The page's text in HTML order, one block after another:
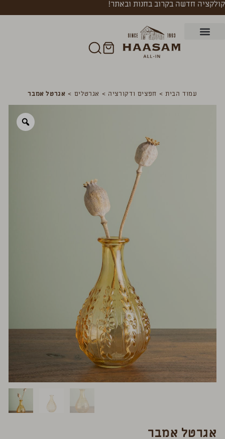
קולקציה חדשה בקרוב בחנות ובאתר!
אגרטל אמבר
עמוד הבית > חפצים ודקורציה > אגרטלים > אגרטל אמבר